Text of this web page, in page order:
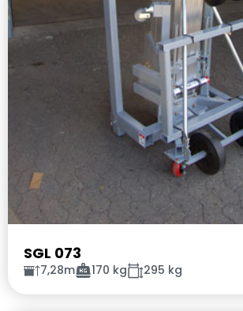
SGL 073
7,28m 170 kg 295 kg